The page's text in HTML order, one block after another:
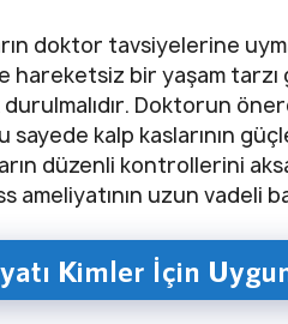
doktor tavsiyelerine
hareketsiz bir yaşam
durulmalıdır. Doktorun
sayede kalp kaslarının
düzenli kontrollerini
ameliyatının uzun vadeli
Kimler İçin